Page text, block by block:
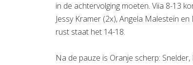
in de achtervolging moeten. Viia 8-13
Jessy Kramer (2x), Angela Malestein
rust staat het 14-18.
Na de pauze is Oranje scherp: